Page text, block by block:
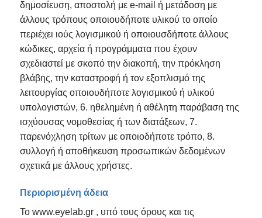
δημοσίευση, αποστολή με e-mail ή μετάδοση με
άλλους τρόπους οποιουδήποτε υλικού το οποίο
περιέχει ιούς λογισμικού ή οποιουσδήποτε άλλους
κώδικες, αρχεία ή προγράμματα που έχουν
σχεδιαστεί με σκοπό την διακοπή, την πρόκληση
βλάβης, την καταστροφή ή τον εξοπλισμό της
λειτουργίας οποιουδήποτε λογισμικού ή υλικού
υπολογιστών, 6. ηθελημένη ή αθέλητη παράβαση της
ισχύουσας νομοθεσίας ή των διατάξεων, 7.
παρενόχληση τρίτων με οποιοδήποτε τρόπο, 8.
συλλογή ή αποθήκευση προσωπικών δεδομένων
σχετικά με άλλους χρήστες.
Περιορισμένη άδεια
Το www.eyelab.gr , υπό τους όρους και τις